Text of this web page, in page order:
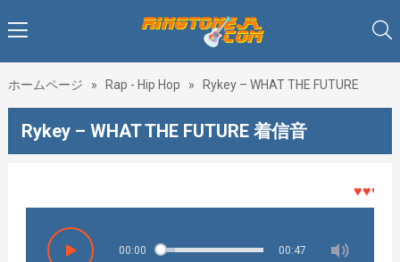
ホームページ » Rap - Hip Hop » Rykey – WHAT THE FUTURE
Rykey – WHAT THE FUTURE 着信音
♥♥♥着メ
00:00 00:47